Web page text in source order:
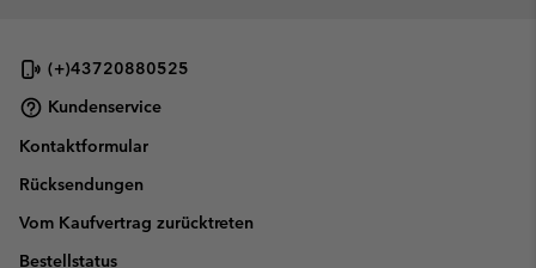
(+)43720880525
Kundenservice
Kontaktformular
Rücksendungen
Vom Kaufvertrag zurücktreten
Bestellstatus